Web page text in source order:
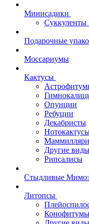
Минисадики
Суккуленты
Подарочные
Моссариумы
Кактусы
Опунции
Ребуции
Декабристы
Другие
Рипсалисы
Стыдливые
Литопсы
Конофитумы